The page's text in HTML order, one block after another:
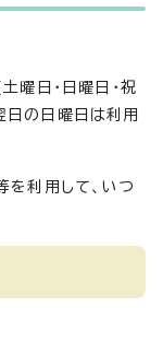
日・日曜日・祝
日の日曜日は利用
を利用して、いつ